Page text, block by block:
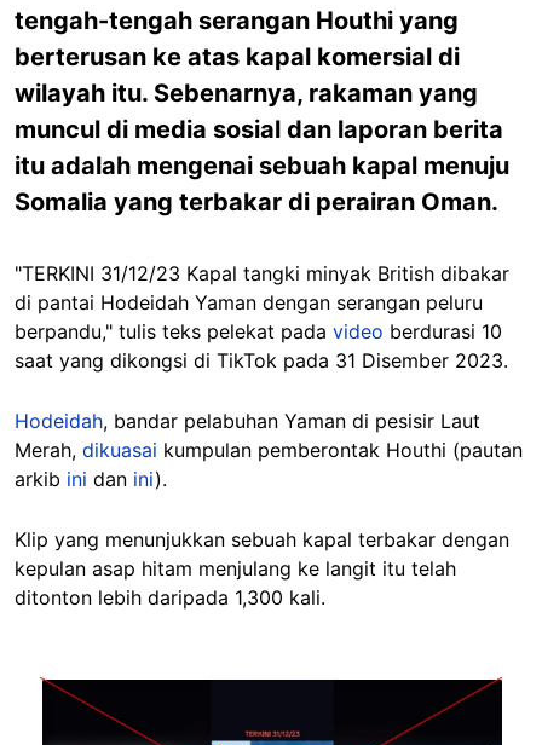
tengah-tengah serangan Houthi yang
berterusan ke atas kapal komersial di
wilayah itu. Sebenarnya, rakaman yang
muncul di media sosial dan laporan berita
itu adalah mengenai sebuah kapal menuju
Somalia yang terbakar di perairan Oman.
"TERKINI 31/12/23 Kapal tangki minyak British dibakar
di pantai Hodeidah Yaman dengan serangan peluru
berpandu," tulis teks pelekat pada video berdurasi 10
saat yang dikongsi di TikTok pada 31 Disember 2023.
Hodeidah, bandar pelabuhan Yaman di pesisir Laut
Merah, dikuasai kumpulan pemberontak Houthi (pautan
arkib ini dan ini).
Klip yang menunjukkan sebuah kapal terbakar dengan
kepulan asap hitam menjulang ke langit itu telah
ditonton lebih daripada 1,300 kali.
Image